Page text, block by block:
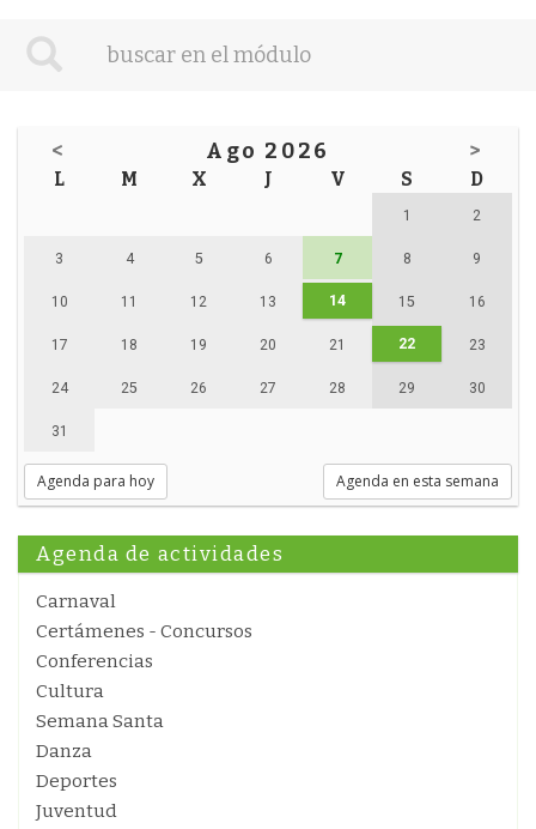
< Ago 2026 >
L M X J V S D
1 2
3 4 5 6 7 8 9
10 11 12 13 14 15 16
17 18 19 20 21 22 23
24 25 26 27 28 29 30
31
Agenda para hoy Agenda en esta semana
Agenda de actividades
Carnaval
Certámenes - Concursos
Conferencias
Cultura
Semana Santa
Danza
Deportes
Juventud